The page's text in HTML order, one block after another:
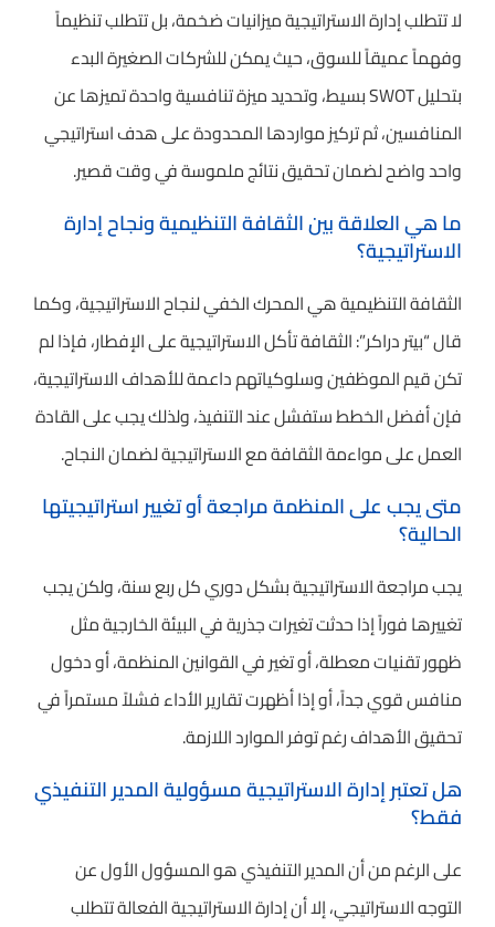
لا تتطلب إدارة الاستراتيجية ميزانيات ضخمة، بل تتطلب تنظيماً
وفهماً عميقاً للسوق، حيث يمكن للشركات الصغيرة البدء
بتحليل SWOT بسيط، وتحديد ميزة تنافسية واحدة تميزها عن
المنافسين، ثم تركيز مواردها المحدودة على هدف استراتيجي
واحد واضح لضمان تحقيق نتائج ملموسة في وقت قصير.
ما هي العلاقة بين الثقافة التنظيمية ونجاح إدارة
الاستراتيجية؟
الثقافة التنظيمية هي المحرك الخفي لنجاح الاستراتيجية، وكما
قال “بيتر دراكر”: الثقافة تأكل الاستراتيجية على الإفطار، فإذا لم
تكن قيم الموظفين وسلوكياتهم داعمة للأهداف الاستراتيجية،
فإن أفضل الخطط ستفشل عند التنفيذ، ولذلك يجب على القادة
العمل على مواءمة الثقافة مع الاستراتيجية لضمان النجاح.
متى يجب على المنظمة مراجعة أو تغيير استراتيجيتها
الحالية؟
يجب مراجعة الاستراتيجية بشكل دوري كل ربع سنة، ولكن يجب
تغييرها فوراً إذا حدثت تغيرات جذرية في البيئة الخارجية مثل
ظهور تقنيات معطلة، أو تغير في القوانين المنظمة، أو دخول
منافس قوي جداً، أو إذا أظهرت تقارير الأداء فشلاً مستمراً في
تحقيق الأهداف رغم توفر الموارد اللازمة.
هل تعتبر إدارة الاستراتيجية مسؤولية المدير التنفيذي
فقط؟
على الرغم من أن المدير التنفيذي هو المسؤول الأول عن
التوجه الاستراتيجي، إلا أن إدارة الاستراتيجية الفعالة تتطلب